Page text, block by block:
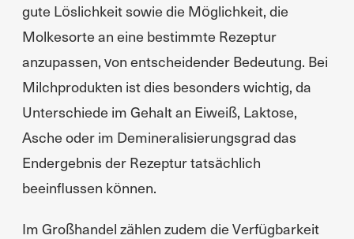
gute Löslichkeit sowie die Möglichkeit, die
Molkesorte an eine bestimmte Rezeptur
anzupassen, von entscheidender Bedeutung. Bei
Milchprodukten ist dies besonders wichtig, da
Unterschiede im Gehalt an Eiweiß, Laktose,
Asche oder im Demineralisierungsgrad das
Endergebnis der Rezeptur tatsächlich
beeinflussen können.
Im Großhandel zählen zudem die Verfügbarkeit